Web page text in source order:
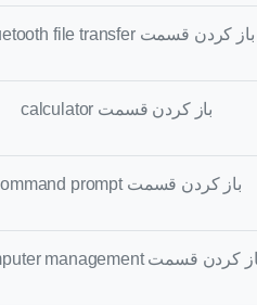
باز کردن قسمتfile transfer
باز کردن قسمت calculator
باز کردن قسمتprompt
کردن قسمتcomputer management